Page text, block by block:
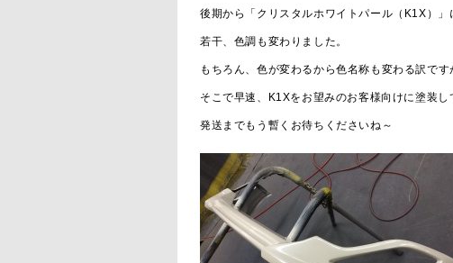
後期から「クリスタルホワイトパール（K1X）」
若干、色調も変わりました。
もちろん、色が変わるから色名称も変わる訳です
そこで早速、K1Xをお望みのお客様向けに塗装し
発送までもう暫くお待ちくださいね～